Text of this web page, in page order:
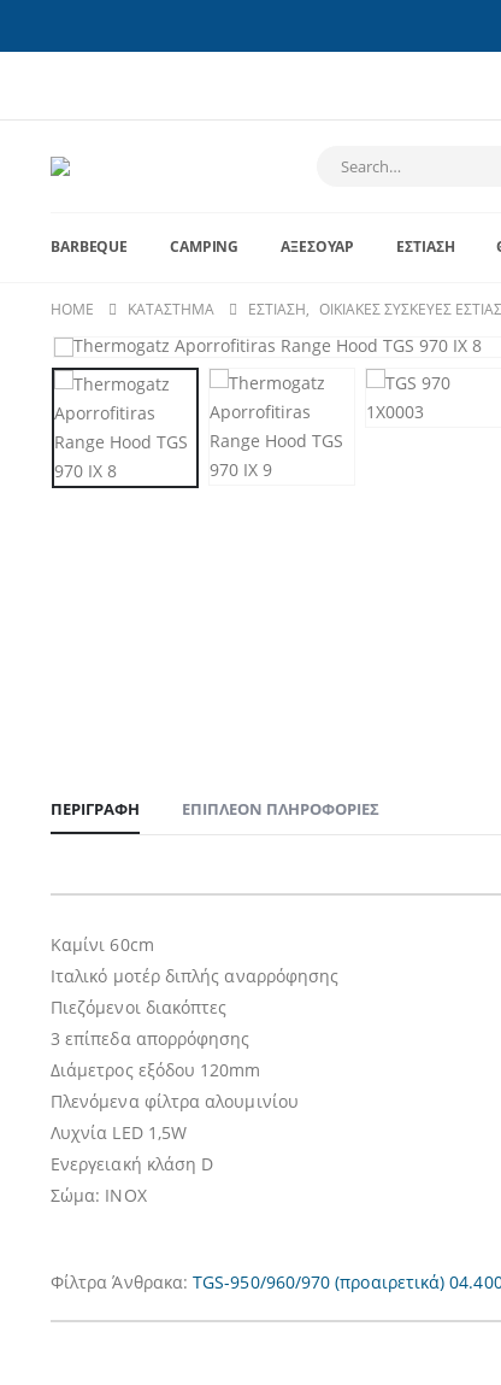
BARBEQUE CAMPING ΑΞΕΣΟΥΆΡ ΕΣΤΊΑΣΗ
HOME ΚΑΤΆΣΤΗΜΑ ΕΣΤΊΑΣΗ, ΟΙΚΙΑΚΈΣ ΣΥΣΚΕΥΈΣ
ΠΕΡΙΓΡΑΦΉ ΕΠΙΠΛΈΟΝ ΠΛΗΡΟΦΟΡΊΕΣ
Καμίνι 60cm
Ιταλικό μοτέρ διπλής αναρρόφησης
Πιεζόμενοι διακόπτες
3 επίπεδα απορρόφησης
Διάμετρος εξόδου 120mm
Πλενόμενα φίλτρα αλουμινίου
Λυχνία LED 1,5W
Ενεργειακή κλάση D
Σώμα: INOX
Φίλτρα Άνθρακα:TGS-950/960/970(προαιρετικά)